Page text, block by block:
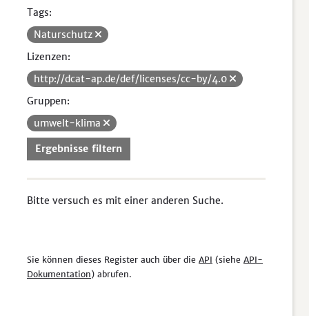
Tags:
Naturschutz
Lizenzen:
http://dcat-ap.de/def/licenses/cc-by/4.0
Gruppen:
umwelt-klima
Ergebnisse filtern
Bitte versuch es mit einer anderen Suche.
Sie können dieses Register auch über die API (siehe API-
Dokumentation) abrufen.